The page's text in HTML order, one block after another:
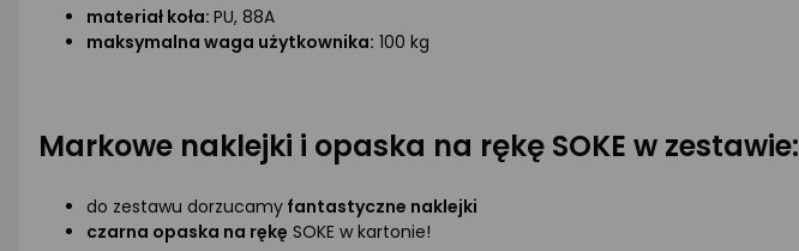
materiał koła: PU, 88A
maksymalna waga użytkownika: 100 kg
Markowe naklejki i opaska na rękę SOKE w zestawie:
do zestawu dorzucamy fantastyczne naklejki
czarna opaska na rękę SOKE w kartonie!